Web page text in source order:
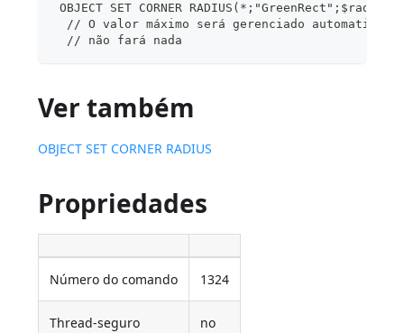
OBJECT SET CORNER
// O valor máximo será gerenciado
// não fará nada
Ver também
OBJECT SET CORNER RADIUS
Propriedades
Número do comando 1324
Thread-seguro no